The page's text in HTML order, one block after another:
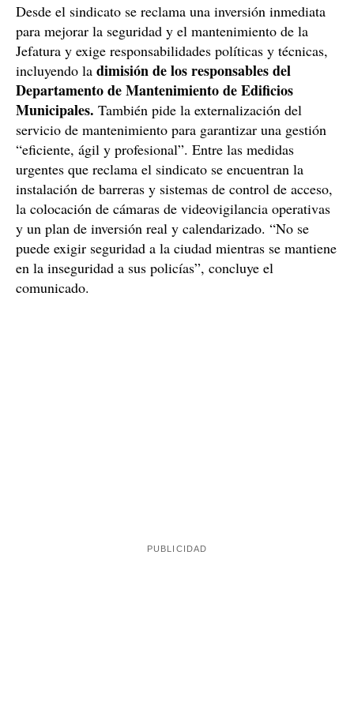
Desde el sindicato se reclama una inversión inmediata
para mejorar la seguridad y el mantenimiento de la
Jefatura y exige responsabilidades políticas y técnicas,
incluyendo la dimisión de los responsables del
Departamento de Mantenimiento de Edificios
Municipales. También pide la externalización del
servicio de mantenimiento para garantizar una gestión
“eficiente, ágil y profesional”. Entre las medidas
urgentes que reclama el sindicato se encuentran la
instalación de barreras y sistemas de control de acceso,
la colocación de cámaras de videovigilancia operativas
y un plan de inversión real y calendarizado. “No se
puede exigir seguridad a la ciudad mientras se mantiene
en la inseguridad a sus policías”, concluye el
comunicado.